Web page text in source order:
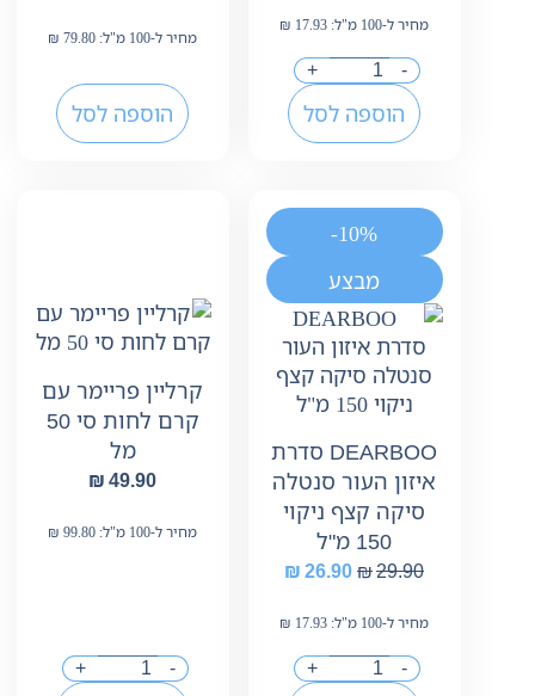
מחיר ל-100 מ"ל: ₪ 17.93
-
+
הוספה לסל
מחיר ל-100 מ"ל: ₪ 79.80
הוספה לסל
-10%
מבצע
DEARBOO סדרת
איזון העור סנטלה
סיקה קצף ניקוי
150 מ"ל
₪29.90
₪26.90
מחיר ל-100 מ"ל: ₪ 17.93
-
+
קרליין פריימר עם
קרם לחות סי 50
מל
₪49.90
מחיר ל-100 מ"ל: ₪ 99.80
-
+